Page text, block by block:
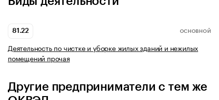
81.22 ОСНОВНОЙ
Деятельность по чистке и уборке жилых зданий и нежилых
помещений прочая
Другие предприниматели с тем же